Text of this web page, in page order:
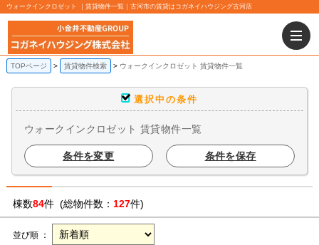
ウォークインクロゼット ｜賃貸物件一覧｜古河市の賃貸はコガネイハウジング古河店
TOPページ 賃貸物件検索 ウォークインクロゼット 賃貸物件一覧
選択中の条件
ウォークインクロゼット 賃貸物件一覧
条件を変更 条件を保存
棟数84件 (総物件数： 127件)
並び順 ：